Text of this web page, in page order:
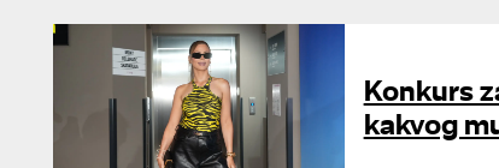
Konkurs
kakvog